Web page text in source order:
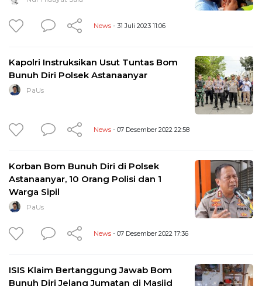
News - 31 Juli 2023 11:06
Kapolri Instruksikan Usut Tuntas Bom
Bunuh Diri Polsek Astanaanyar
PaUs
News - 07 Desember 2022 22:58
Korban Bom Bunuh Diri di Polsek
Astanaanyar, 10 Orang Polisi dan 1
Warga Sipil
PaUs
News - 07 Desember 2022 17:36
ISIS Klaim Bertanggung Jawab Bom
Bunuh Diri Jelang Jumatan di Masjid